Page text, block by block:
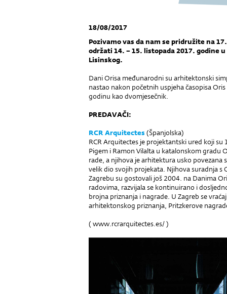
18/08/2017
Pozivamo vas da nam se pridružite na
održati 14. – 15. listopada 2017. godine
Lisinskog.
Dani Orisa međunarodni su arhitektonski
nastao nakon početnih uspjeha časopisa
godinu kao dvomjesečnik.
PREDAVAČI:
RCR Arquitectes(Španjolska)
RCR Arquitectes je projektantski ured koji
Pigem i Ramon Vilalta u katalonskom gradu
rade, a njihova je arhitektura usko
velik dio svojih projekata. Njihova suradnja s
Zagrebu su gostovali još 2004. na Danima
radovima, razvijala se kontinuirano i
brojna priznanja i nagrade. U Zagreb se
arhitektonskog priznanja, Pritzkerove
( www.rcrarquitectes.es/)